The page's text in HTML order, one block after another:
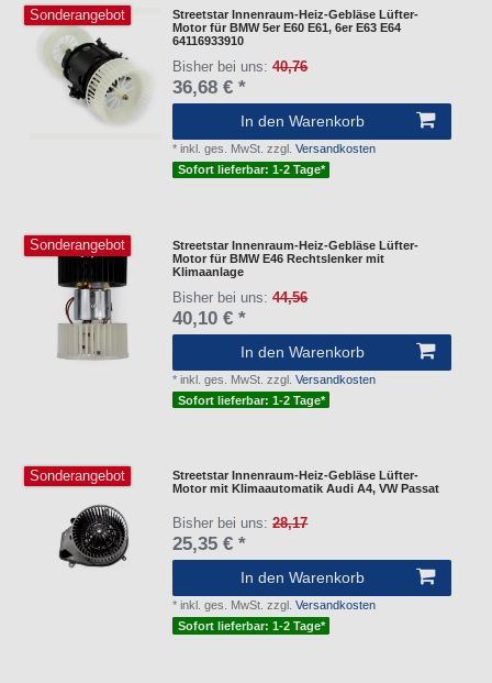
Sonderangebot
Streetstar Innenraum-Heiz-Gebläse Lüfter-
Motor für BMW 5er E60 E61, 6er E63 E64
64116933910
Bisher bei uns:40,76
36,68 € *
In den Warenkorb
*inkl. ges. MwSt. zzgl.Versandkosten
Sofort lieferbar: 1-2 Tage*
Sonderangebot
Streetstar Innenraum-Heiz-Gebläse Lüfter-
Motor für BMW E46 Rechtslenker mit
Klimaanlage
Bisher bei uns:44,56
40,10 € *
In den Warenkorb
*inkl. ges. MwSt. zzgl.Versandkosten
Sofort lieferbar: 1-2 Tage*
Sonderangebot
Streetstar Innenraum-Heiz-Gebläse Lüfter-
Motor mit Klimaautomatik Audi A4, VW Passat
Bisher bei uns:28,17
25,35 € *
In den Warenkorb
*inkl. ges. MwSt. zzgl.Versandkosten
Sofort lieferbar: 1-2 Tage*